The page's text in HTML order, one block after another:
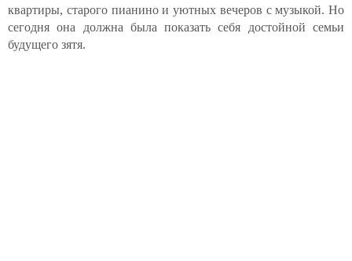
квартиры, старого пианино и уютных вечеров с музыкой. Но
сегодня она должна была показать себя достойной семьи
будущего зятя.